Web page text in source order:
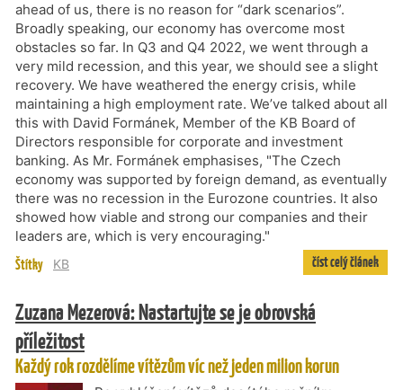
ahead of us, there is no reason for “dark scenarios”.
Broadly speaking, our economy has overcome most
obstacles so far. In Q3 and Q4 2022, we went through a
very mild recession, and this year, we should see a slight
recovery. We have weathered the energy crisis, while
maintaining a high employment rate. We’ve talked about all
this with David Formánek, Member of the KB Board of
Directors responsible for corporate and investment
banking. As Mr. Formánek emphasises, "The Czech
economy was supported by foreign demand, as eventually
there was no recession in the Eurozone countries. It also
showed how viable and strong our companies and their
leaders are, which is very encouraging."
Štítky KB číst celý článek
Zuzana Mezerová: Nastartujte se je obrovská
příležitost
Každý rok rozdělíme vítězům víc než jeden milion korun